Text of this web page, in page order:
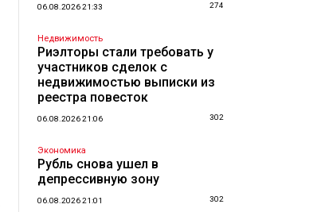
06.08.2026 21:33 274
Недвижимость
Риэлторы стали требовать у
участников сделок с
недвижимостью выписки из
реестра повесток
06.08.2026 21:06 302
Экономика
Рубль снова ушел в
депрессивную зону
06.08.2026 21:01 302